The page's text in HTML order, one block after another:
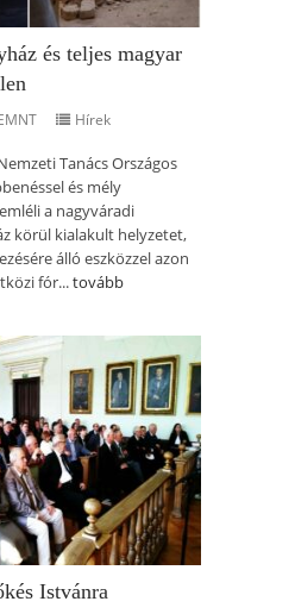
és teljes magyar
Hírek
Tanács Országos
és mély
a nagyváradi
körül kialakult helyzetet,
álló eszközzel azon
fór...tovább
Istvánra